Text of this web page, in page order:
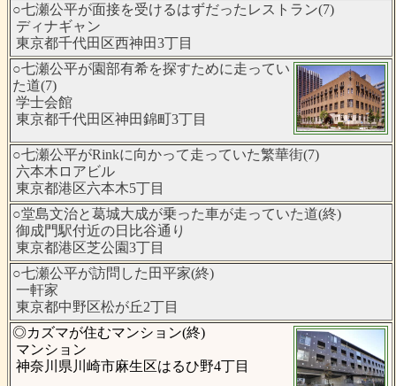
○七瀬公平が面接を受けるはずだったレストラン(7)
ディナギャン
東京都千代田区西神田3丁目
○七瀬公平が園部有希を探すために走ってい
た道(7)
学士会館
東京都千代田区神田錦町3丁目
○七瀬公平がRinkに向かって走っていた繁華街(7)
六本木ロアビル
東京都港区六本木5丁目
○堂島文治と葛城大成が乗った車が走っていた道(終)
御成門駅付近の日比谷通り
東京都港区芝公園3丁目
○七瀬公平が訪問した田平家(終)
一軒家
東京都中野区松が丘2丁目
◎カズマが住むマンション(終)
マンション
神奈川県川崎市麻生区はるひ野4丁目